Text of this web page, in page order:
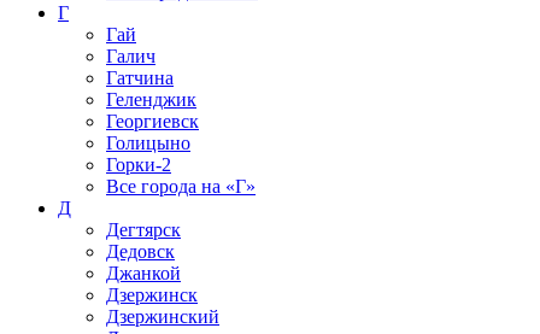
Г
Гай
Галич
Гатчина
Геленджик
Георгиевск
Голицыно
Горки-2
Все города на «Г»
Д
Дегтярск
Дедовск
Джанкой
Дзержинск
Дзержинский